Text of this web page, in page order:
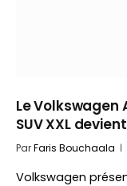
Le Volkswagen
SUV XXL
ParFaris Bouchaala
Volkswagen